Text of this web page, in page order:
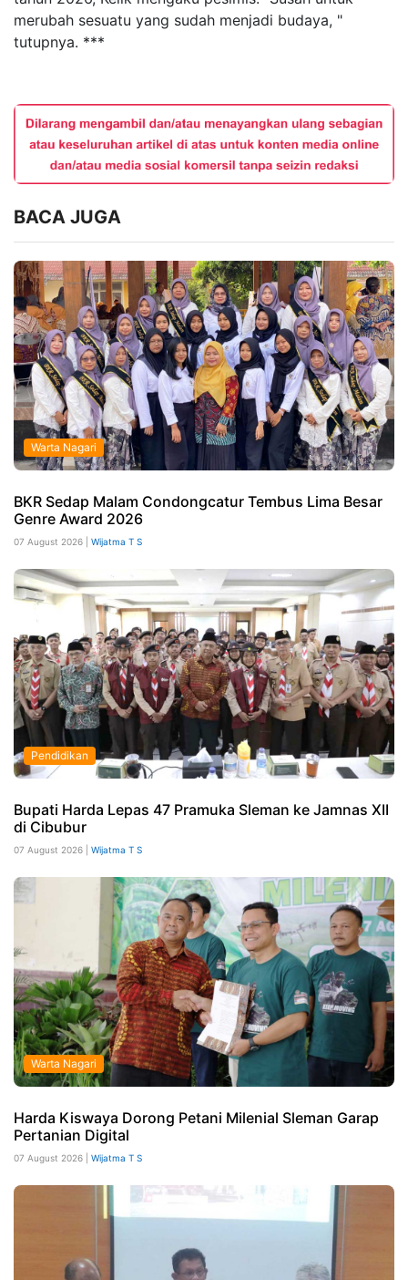
merubah sesuatu yang sudah menjadi budaya, "
tutupnya. ***
BACA JUGA
Warta Nagari
BKR Sedap Malam Condongcatur Tembus Lima Besar
Genre Award 2026
07 August 2026 | Wijatma T S
Pendidikan
Bupati Harda Lepas 47 Pramuka Sleman ke Jamnas XII
di Cibubur
07 August 2026 | Wijatma T S
Warta Nagari
Harda Kiswaya Dorong Petani Milenial Sleman Garap
Pertanian Digital
07 August 2026 | Wijatma T S